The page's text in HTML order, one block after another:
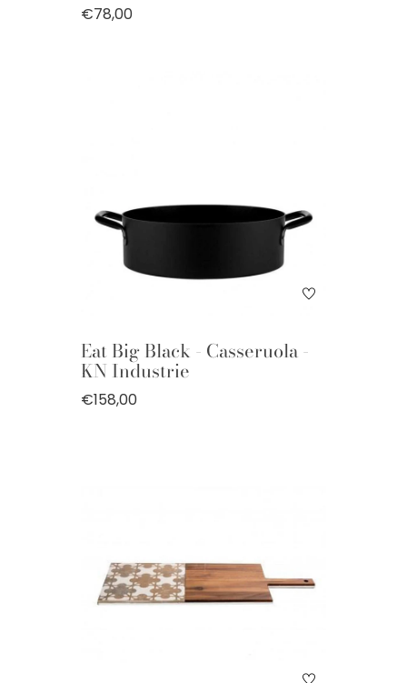
€78,00
Eat Big Black - Casseruola -
KN Industrie
€158,00